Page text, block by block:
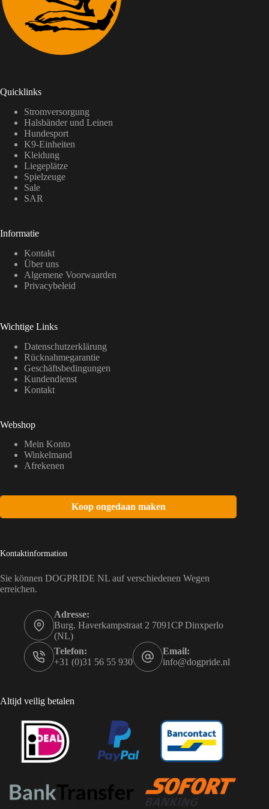
Quicklinks
Stromversorgung
Halsbänder und Leinen
Hundesport
K9-Einheiten
Kleidung
Liegeplätze
Spielzeuge
Sale
SAR
Informatie
Kontakt
Über uns
Algemene Voorwaarden
Privacybeleid
Wichtige Links
Datenschutzerklärung
Rücknahmegarantie
Geschäftsbedingungen
Kundendienst
Kontakt
Webshop
Mein Konto
Winkelmand
Afrekenen
Koop ongedaan maken
Kontaktinformation
Sie können DOGPRIDE NL auf verschiedenen Wegen
erreichen.
Adresse:
Burg. Haverkampstraat 2 7091CP Dinxperlo
(NL)
Telefon:
+31 (0)31 56 55 930
Email:
info@dogpride.nl
Altijd veilig betalen